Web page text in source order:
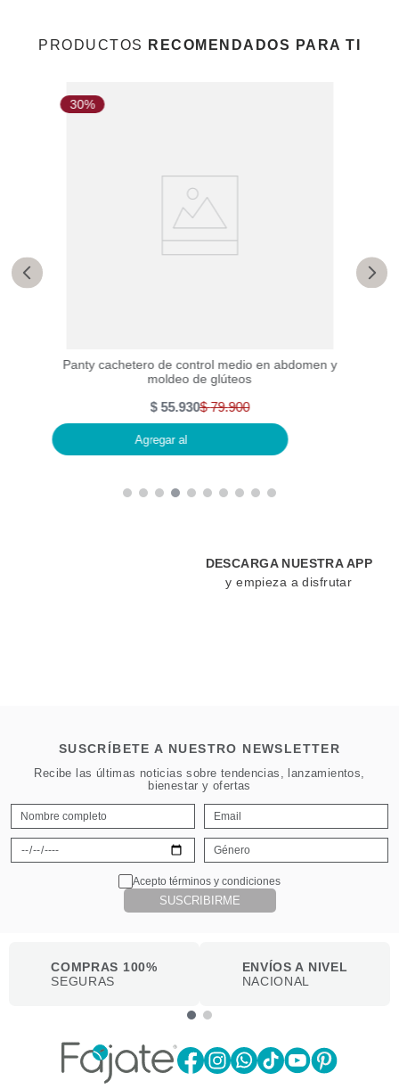
PRODUCTOS RECOMENDADOS PARA TI
30%
Panty cachetero de control medio en abdomen y
moldeo de glúteos
$ 79.900
$ 55.930
Agregar al
DESCARGA NUESTRA APP
y empieza a disfrutar
SUSCRÍBETE A NUESTRO NEWSLETTER
Recibe las últimas noticias sobre tendencias, lanzamientos,
bienestar y ofertas
Acepto términos y condiciones
SUSCRIBIRME
COMPRAS 100%
SEGURAS
ENVÍOS A NIVEL
NACIONAL